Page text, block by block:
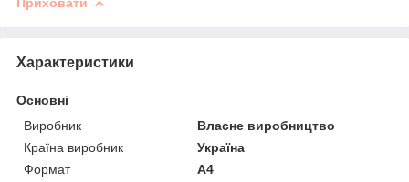
Характеристики
Основні
Виробник
Власне виробництво
Країна виробник
Україна
Формат
A4